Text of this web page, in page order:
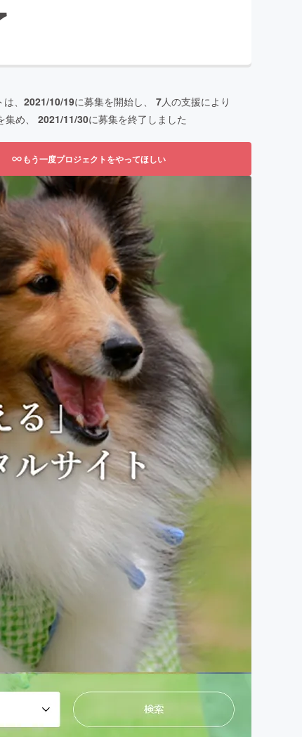
、 2021/10/19に募集を開始し、 7人の支援により
集め、 2021/11/30に募集を終了しました
もう一度プロジェクトをやってほしい